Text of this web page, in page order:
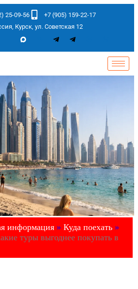
25-09-56
+7 (905) 159-22-17
Курск, ул. Советская 12
информация » Куда поехать »
туры выгоднее покупать в